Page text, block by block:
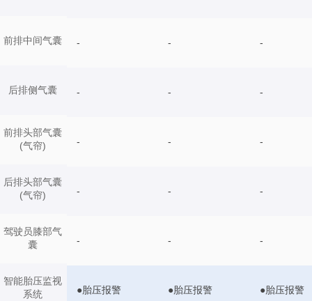
前排中间气囊
后排侧气囊
前排头部气囊
(气帘)
后排头部气囊
(气帘)
驾驶员膝部气
囊
智能胎压监视
系统
- - -
- - -
- - -
- - -
- - -
●胎压报警 ●胎压报警 ●胎压报警